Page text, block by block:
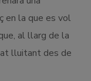
en la que es vol
al llarg de la
lluitant des de